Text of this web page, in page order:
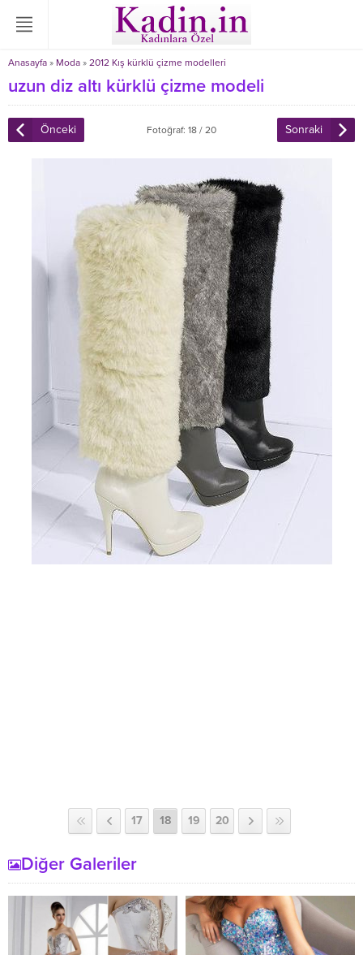
Anasayfa » Moda » 2012 Kış kürklü çizme modelleri
uzun diz altı kürklü çizme modeli
Önceki Fotoğraf: 18 / 20 Sonraki
17 18 19 20
Diğer Galeriler